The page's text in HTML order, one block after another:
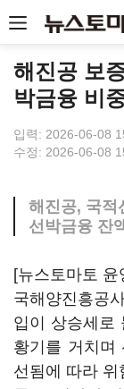
해진공 보
박금융 비
입력: 2026-06-08
수정: 2026-06-08
해진공, 국적
선박금융 잔
[뉴스토마토
국해양진흥공
입이 상승세로
황기를 거치며
선됨에 따라 위